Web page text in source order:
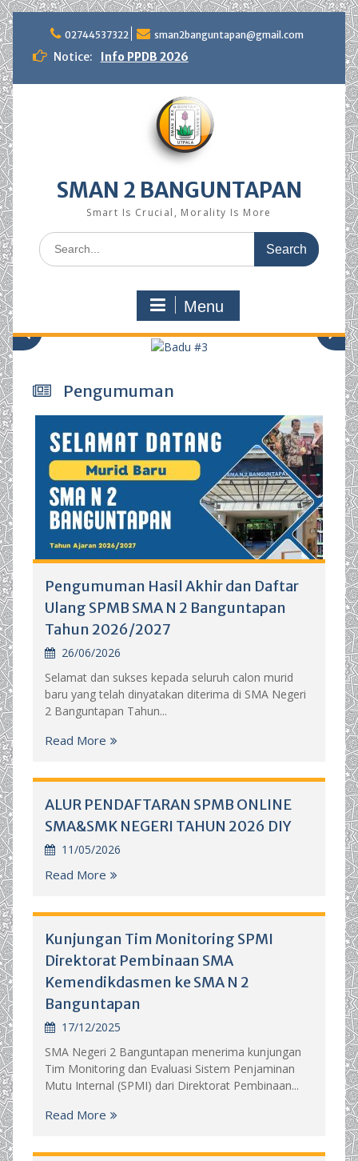
content
02744537322 sman2banguntapan@gmail.com
Notice: Info PPDB 2026
SMAN 2 BANGUNTAPAN
Smart Is Crucial, Morality Is More
Search
for:
Menu
Pengumuman
Pengumuman Hasil Akhir dan Daftar
Ulang SPMB SMA N 2 Banguntapan
Tahun 2026/2027
26/06/2026
Selamat dan sukses kepada seluruh calon murid
baru yang telah dinyatakan diterima di SMA Negeri
2 Banguntapan Tahun...
Read More
ALUR PENDAFTARAN SPMB ONLINE
SMA&SMK NEGERI TAHUN 2026 DIY
11/05/2026
Read More
Kunjungan Tim Monitoring SPMI
Direktorat Pembinaan SMA
Kemendikdasmen ke SMA N 2
Banguntapan
17/12/2025
SMA Negeri 2 Banguntapan menerima kunjungan
Tim Monitoring dan Evaluasi Sistem Penjaminan
Mutu Internal (SPMI) dari Direktorat Pembinaan...
Read More